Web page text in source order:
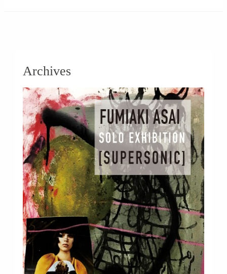
Archives